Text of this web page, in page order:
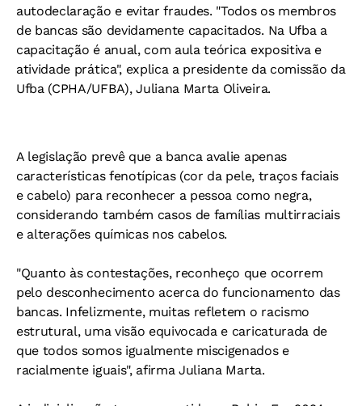
autodeclaração e evitar fraudes. "Todos os membros
de bancas são devidamente capacitados. Na Ufba a
capacitação é anual, com aula teórica expositiva e
atividade prática", explica a presidente da comissão da
Ufba (CPHA/UFBA), Juliana Marta Oliveira.
A legislação prevê que a banca avalie apenas
características fenotípicas (cor da pele, traços faciais
e cabelo) para reconhecer a pessoa como negra,
considerando também casos de famílias multirraciais
e alterações químicas nos cabelos.
"Quanto às contestações, reconheço que ocorrem
pelo desconhecimento acerca do funcionamento das
bancas. Infelizmente, muitas refletem o racismo
estrutural, uma visão equivocada e caricaturada de
que todos somos igualmente miscigenados e
racialmente iguais", afirma Juliana Marta.